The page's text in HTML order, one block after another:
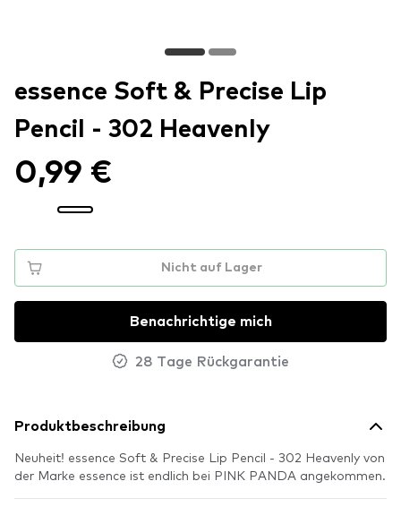
essence Soft & Precise Lip
Pencil - 302 Heavenly
0,99 €
Nicht auf Lager
Benachrichtige mich
28 Tage Rückgarantie
Produktbeschreibung
Neuheit! essence Soft & Precise Lip Pencil - 302 Heavenly von
der Marke essence ist endlich bei PINK PANDA angekommen.